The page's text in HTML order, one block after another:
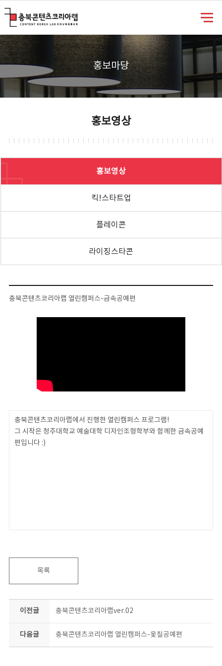
홍보마당
홍보영상
홍보영상
킥!스타트업
플레이콘
라이징스타콘
충북콘텐츠코리아랩 열린캠퍼스-금속공예편
충북콘텐츠코리아랩에서 진행한 열린캠퍼스 프로그램!
그 시작은 청주대학교 예술대학 디자인조형학부와 함께한 금속공예
편입니다 :)
목록
이전글 충북콘텐츠코리아랩ver.02
다음글 충북콘텐츠코리아랩 열린캠퍼스-옻칠공예편